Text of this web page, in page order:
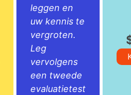
leggen en
uw kennis te
vergroten.
Leg
vervolgens
een tweede
evaluatietest